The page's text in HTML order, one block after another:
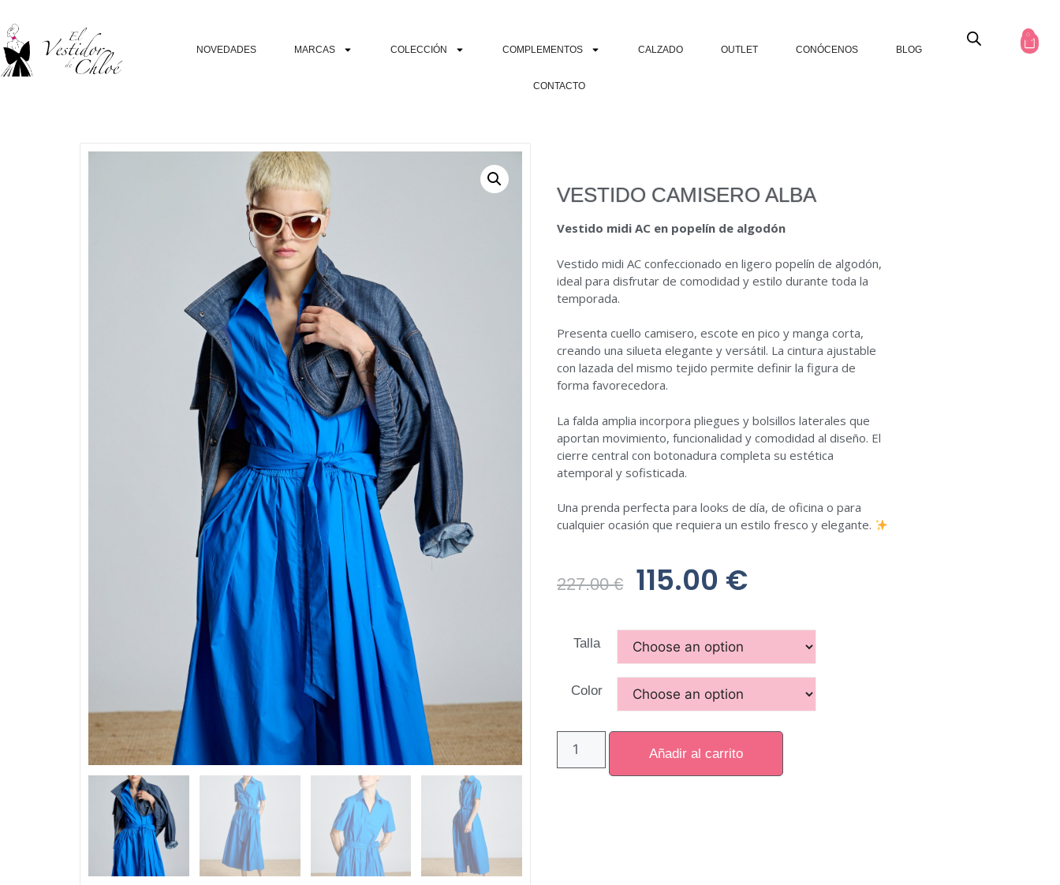
NOVEDADES MARCAS COLECCIÓN COMPLEMENTOS CALZADO OUTLET CONÓCENOS BLOG
CONTACTO
0
VESTIDO CAMISERO ALBA
Vestido midi AC en popelín de algodón
Vestido midi AC confeccionado en ligero popelín de algodón,
ideal para disfrutar de comodidad y estilo durante toda la
temporada.
Presenta cuello camisero, escote en pico y manga corta,
creando una silueta elegante y versátil. La cintura ajustable
con lazada del mismo tejido permite definir la figura de
forma favorecedora.
La falda amplia incorpora pliegues y bolsillos laterales que
aportan movimiento, funcionalidad y comodidad al diseño. El
cierre central con botonadura completa su estética
atemporal y sofisticada.
Una prenda perfecta para looks de día, de oficina o para
cualquier ocasión que requiera un estilo fresco y elegante.
227.00€ 115.00 €
Talla
Color
Añadir al carrito